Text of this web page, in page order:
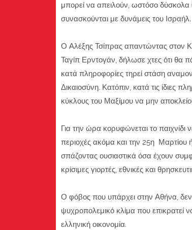
μπορεί να απειλούν, ωστόσο
συνασκούνται με δυνάμεις του Ισραήλ.
Ο Αλέξης Τσίπρας απαντώντας στον
Ταγίπ Ερντογάν, δήλωσε χτες ότι θα
κατά πληροφορίες τηρεί στάση
Δικαιοσύνη. Κατόπιν, κατά τις ίδιες
κύκλους του Μαξίμου να μην
Για την ώρα κορυφώνεται το
περιοχές ακόμα και την 25η Μαρτίου
σπάζοντας ουσιαστικά όσα έχουν
κρίσιμες γιορτές, εθνικές και
Ο φόβος που υπάρχει στην Αθήνα, δεν
ψυχροπολεμικό κλίμα που επικρατεί να
ελληνική οικονομία.